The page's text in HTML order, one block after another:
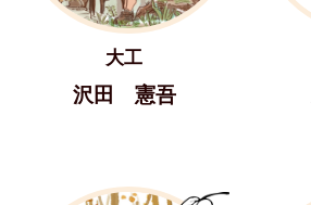
大工
沢田 憲吾